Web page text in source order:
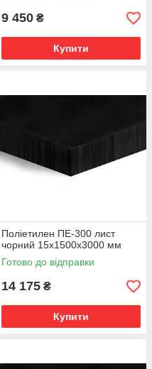
9 450 ₴
Купити
Поліетилен ПЕ-300 лист
чорний 15х1500х3000 мм
Готово до відправки
14 175 ₴
Купити